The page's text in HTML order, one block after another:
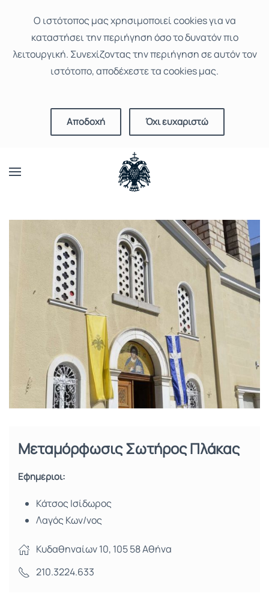
Ο ιστότοπoς μας χρησιμοποιεί cookies για να
καταστήσει την περιήγηση όσο το δυνατόν πιο
λειτουργική. Συνεχίζοντας την περιήγηση σε αυτόν τον
ιστότοπο, αποδέχεστε τα cookies μας.
Αποδοχή Όχι ευχαριστώ
Μεταμόρφωσις Σωτήρος Πλάκας
Εφημέριοι:
Κάτσος Ισίδωρος
Λαγός Κων/νος
Κυδαθηναίων 10, 105 58 Αθήνα
210.3224.633